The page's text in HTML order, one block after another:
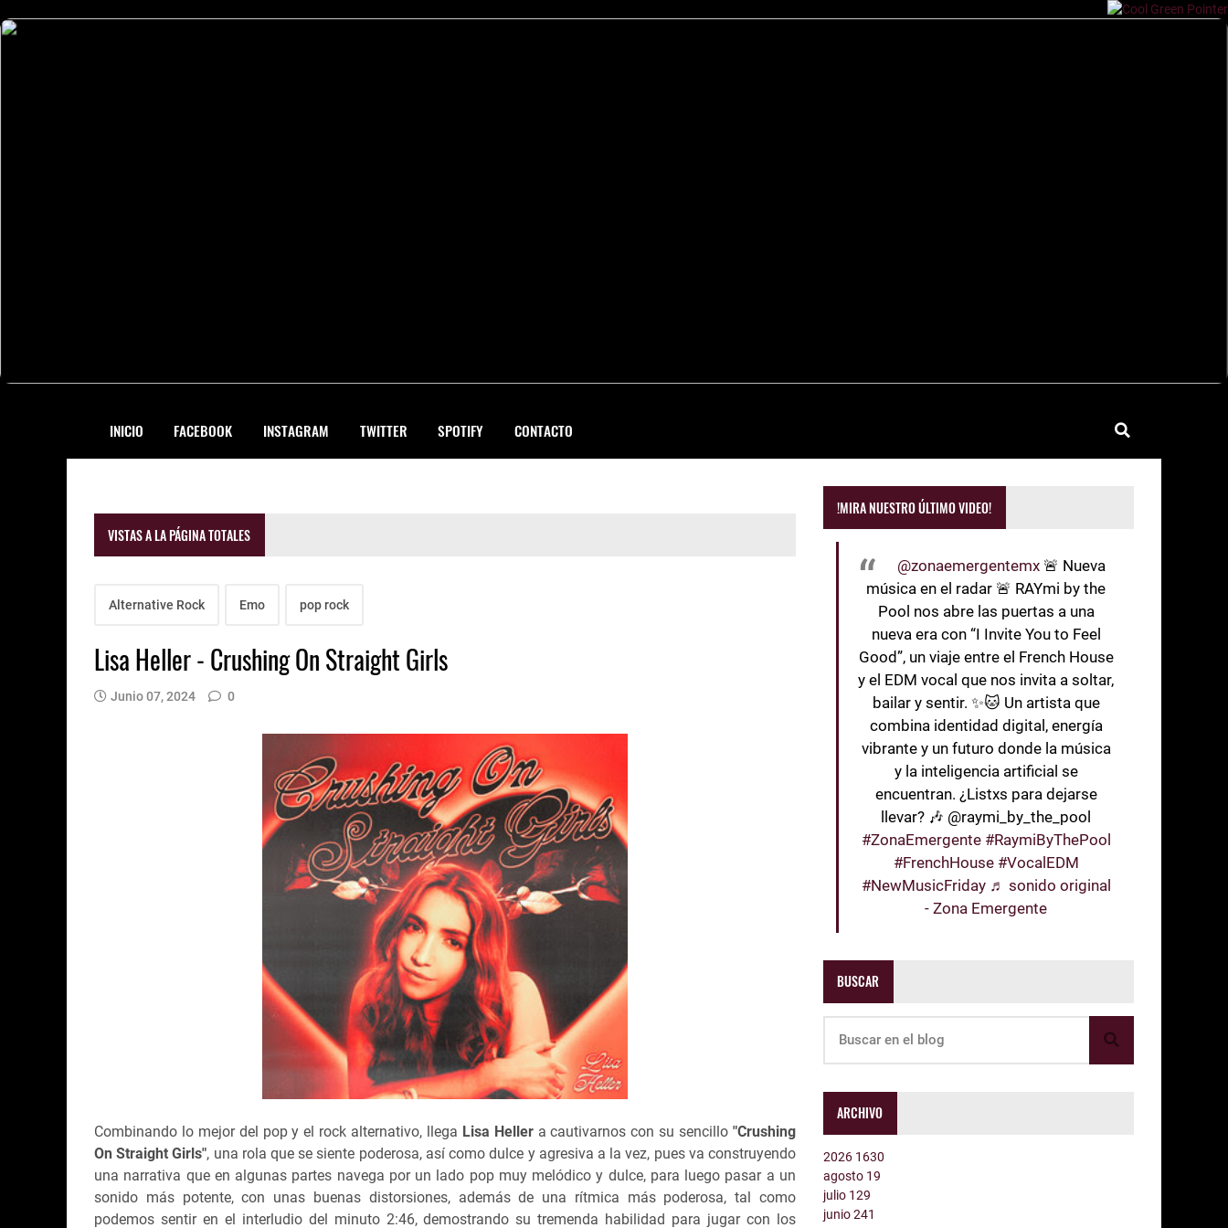
INICIO FACEBOOK INSTAGRAM TWITTER SPOTIFY CONTACTO
VISTAS A LA PÁGINA TOTALES
Alternative Rock Emo pop rock
Lisa Heller - Crushing On Straight Girls
Junio 07, 2024 0
Combinando lo mejor del pop y el rock alternativo, llega Lisa Hellera cautivarnos con su sencillo"Crushing
On Straight Girls", una rola que se siente poderosa, así como dulce y agresiva a la vez, pues va construyendo
una narrativa que en algunas partes navega por un lado pop muy melódico y dulce, para luego pasar a un
sonido más potente, con unas buenas distorsiones, además de una rítmica más poderosa, tal como
podemos sentir en el interludio del minuto 2:46, demostrando su tremenda habilidad para jugar con los
!MIRA NUESTRO ÚLTIMO VIDEO!
@zonaemergentemx 🚨 Nueva
música en el radar 🚨 RAYmi by the
Pool nos abre las puertas a una
nueva era con “I Invite You to Feel
Good”, un viaje entre el French House
y el EDM vocal que nos invita a soltar,
bailar y sentir. ✨🐱 Un artista que
combina identidad digital, energía
vibrante y un futuro donde la música
y la inteligencia artificial se
encuentran. ¿Listxs para dejarse
llevar? 🎶 @raymi_by_the_pool
#ZonaEmergente #RaymiByThePool
#FrenchHouse #VocalEDM
#NewMusicFriday ♬ sonido original
- Zona Emergente
BUSCAR
ARCHIVO
2026 1630
agosto 19
julio 129
junio241